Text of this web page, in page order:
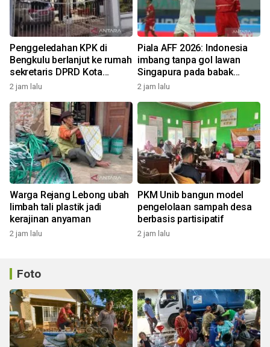
Penggeledahan KPK di
Bengkulu berlanjut ke rumah
sekretaris DPRD Kota
Bengkulu
2 jam lalu
Piala AFF 2026: Indonesia
imbang tanpa gol lawan
Singapura pada babak
pertama
2 jam lalu
Warga Rejang Lebong ubah
limbah tali plastik jadi
kerajinan anyaman
2 jam lalu
PKM Unib bangun model
pengelolaan sampah desa
berbasis partisipatif
2 jam lalu
Foto